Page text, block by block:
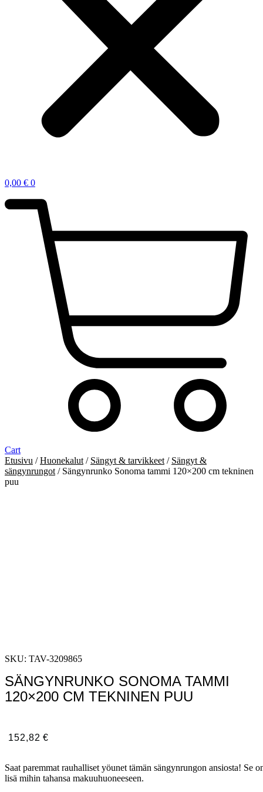
0,00 € 0
Cart
Etusivu /Huonekalut / Sängyt & tarvikkeet / Sängyt &
sängynrungot / Sängynrunko Sonoma tammi 120×200 cm tekninen
puu
SKU: TAV-3209865
SÄNGYNRUNKO SONOMA TAMMI
120×200 CM TEKNINEN PUU
152,82€
Saat paremmat rauhalliset yöunet tämän sängynrungon ansiosta! Se
lisä mihin tahansa makuuhuoneeseen.